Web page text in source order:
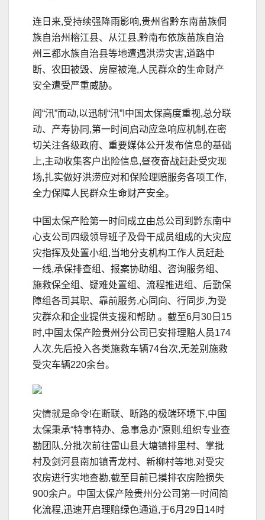
连日来,受持续强降雨影响,贵州省黔东南苗族侗
族自治州榕江县、从江县,黔南布依族苗族自治
州三都水族自治县等地遭遇洪涝灾害,道路中
断、农田被毁、房屋被淹,人民群众的生命财产
安全遭受严重威胁。
闻“汛”而动,以迅制“汛”!中国太保高度重视,总分联
动、产寿协同,第一时间启动应急响应机制,在密
切关注各级政府、重要媒体公开发布信息的基础
上,主动收集客户出险信息,昼夜奋战赶赴受灾现
场,扎实做好洪涝应对和保险理赔服务各项工作,
全力保障人民群众生命财产安全。
中国太保产险第一时间成立由总公司到黔东南中
心支公司四级领导班子及骨干成员组成的大灾应
灾指挥及处置小组,当地分支机构工作人员赶赴
一线,承保排查组、报案协助组、咨询服务组、
施救保全组、疑难处置组、流程推进组、后勤保
障组各司其职、靠前服务,心同向、行同步,为受
灾群众和企业提供支援和帮助 。截至6月30日15
时,中国太保产险贵州分公司已安排理赔人员174
人次,先后投入各类施救车辆74台次,无差别施救
受灾车辆220余台。
灾情就是命令!在断联、断路的极端环境下,中国
太保秉承“特事特办、急事急办”原则,组织专业查
勘团队,分批次前往雷山县大塘镇排里村、掌批
村及剑河县南加镇青龙村、新柳村等地,对受灾
农房进行实地查勘,截至目前已摸排农房险损失
900余户。中国太保产险贵州分公司第一时间简
化流程,迅速开启理赔绿色通道,于6月29日14时